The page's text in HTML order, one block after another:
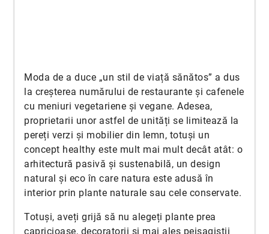
Moda de a duce „un stil de viață sănătos” a dus
la creșterea numărului de restaurante și cafenele
cu meniuri vegetariene și vegane. Adesea,
proprietarii unor astfel de unități se limitează la
pereți verzi și mobilier din lemn, totuși un
concept healthy este mult mai mult decât atât: o
arhitectură pasivă și sustenabilă, un design
natural și eco în care natura este adusă în
interior prin plante naturale sau cele conservate.
Totuși, aveți grijă să nu alegeți plante prea
capricioase, decoratorii și mai ales peisagiștii